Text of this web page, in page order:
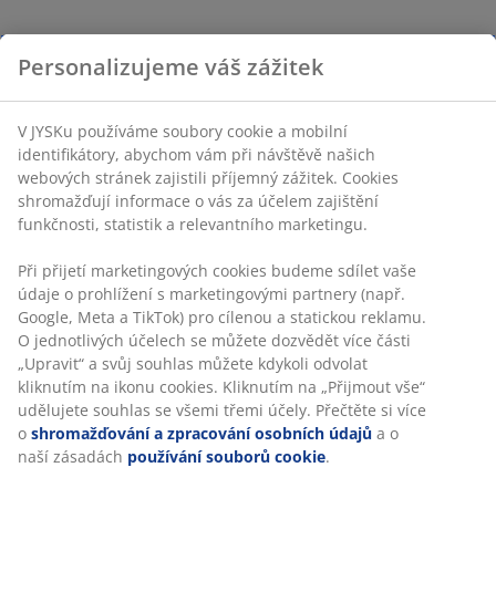
Personalizujeme váš zážitek
V JYSKu používáme soubory cookie a mobilní
identifikátory, abychom vám při návštěvě našich
webových stránek zajistili příjemný zážitek. Cookies
shromažďují informace o vás za účelem zajištění
funkčnosti, statistik a relevantního marketingu.
Při přijetí marketingových cookies budeme sdílet vaše
údaje o prohlížení s marketingovými partnery (např.
Google, Meta a TikTok) pro cílenou a statickou reklamu.
O jednotlivých účelech se můžete dozvědět více části
„Upravit“ a svůj souhlas můžete kdykoli odvolat
kliknutím na ikonu cookies. Kliknutím na „Přijmout vše“
udělujete souhlas se všemi třemi účely. Přečtěte si více
o shromažďování a zpracování osobních údajů a o
naší zásadách používání souborů cookie.